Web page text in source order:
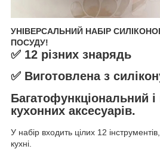
УНІВЕРСАЛЬНИЙ НАБІР
ПОСУДУ!
✅ 12 різних знарядь
✅ Виготовлена ​​з
Багатофункціональний
кухонних аксесуарів.
У набір входить цілих 12
кухні.